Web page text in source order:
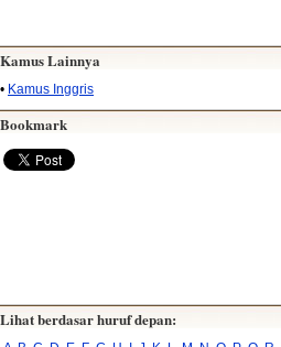
Kamus Lainnya
• Kamus Inggris
Bookmark
Lihat berdasar huruf depan: